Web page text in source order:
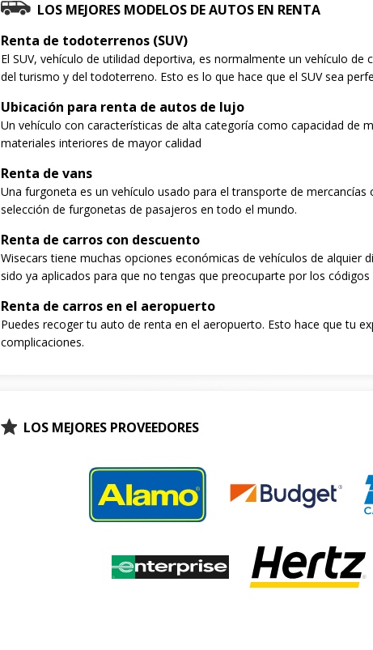
LOS MEJORES MODELOS DE AUTOS EN RENTA
Renta de todoterrenos (SUV)
El SUV, vehículo de utilidad deportiva, es normalmente un vehículo
del turismo y del todoterreno. Esto es lo que hace que el SUV sea
Ubicación para renta de autos de lujo
Un vehículo con características de alta categoría como capacidad de
materiales interiores de mayor calidad
Renta de vans
Una furgoneta es un vehículo usado para el transporte de mercancías
selección de furgonetas de pasajeros en todo el mundo.
Renta de carros con descuento
Wisecars tiene muchas opciones económicas de vehículos de alquier
sido ya aplicados para que no tengas que preocuparte por los códigos
Renta de carros en el aeropuerto
Puedes recoger tu auto de renta en el aeropuerto. Esto hace que tu
complicaciones.
LOS MEJORES PROVEEDORES